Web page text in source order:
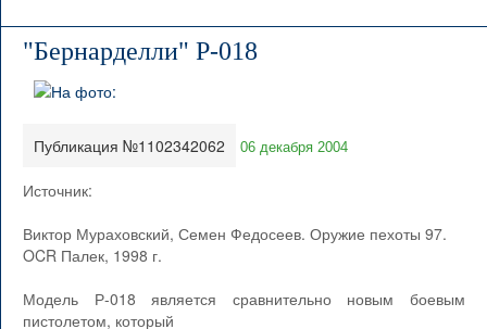
"Бернарделли" Р-018
Публикация №1102342062 06 декабря 2004
Источник:
Виктор Мураховский, Семен Федосеев. Оружие пехоты 97.
OCR Палек, 1998 г.
Модель Р-018 является сравнительно новым боевым
пистолетом, который